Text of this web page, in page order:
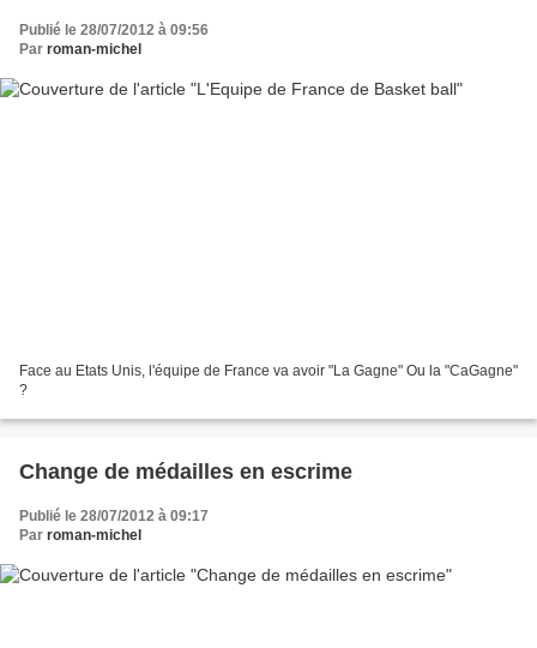
Publié le 28/07/2012 à 09:56
Par roman-michel
Face au Etats Unis, l'équipe de France va avoir "La Gagne" Ou la "CaGagne"
?
Change de médailles en escrime
Publié le 28/07/2012 à 09:17
Par roman-michel